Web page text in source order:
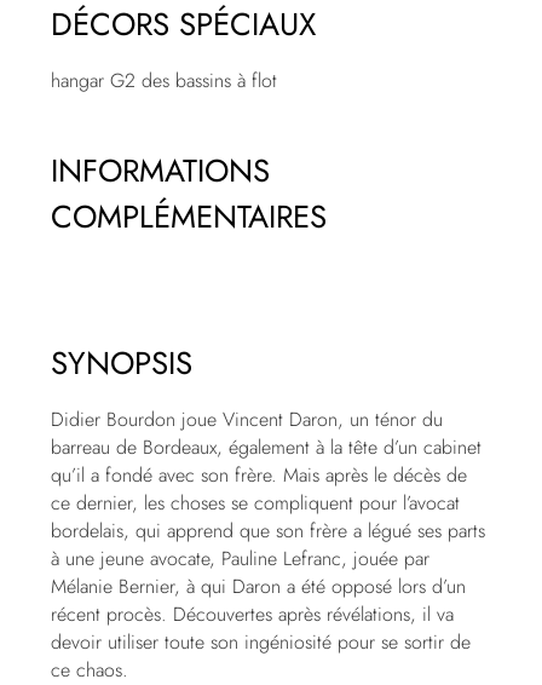
DÉCORS SPÉCIAUX
hangar G2 des bassins à flot
INFORMATIONS
COMPLÉMENTAIRES
SYNOPSIS
Didier Bourdon joue Vincent Daron, un ténor du
barreau de Bordeaux, également à la tête d’un cabinet
qu’il a fondé avec son frère. Mais après le décès de
ce dernier, les choses se compliquent pour l’avocat
bordelais, qui apprend que son frère a légué ses parts
à une jeune avocate, Pauline Lefranc, jouée par
Mélanie Bernier, à qui Daron a été opposé lors d’un
récent procès. Découvertes après révélations, il va
devoir utiliser toute son ingéniosité pour se sortir de
ce chaos.